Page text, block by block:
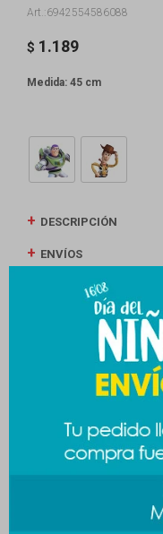
6942554586088
$ 1.189
Medida: 45 cm
DESCRIPCIÓN
ENVÍOS
CAMBIOS Y
MEDIOS DE PAGO
Productos